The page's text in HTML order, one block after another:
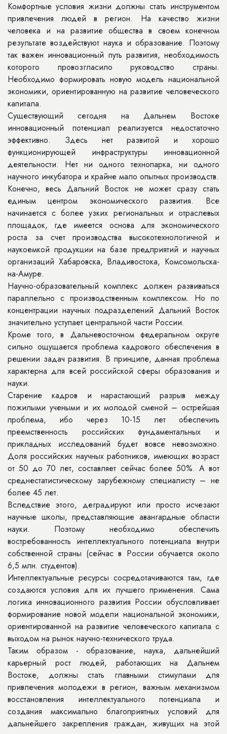
Комфортные условия жизни должны стать инструментом
привлечения людей в регион. На качество жизни
человека и на развитие общества в своем конечном
результате воздействуют наука и образование. Поэтому
так важен инновационный путь развития, необходимость
которого провозгласило руководство страны.
Необходимо формировать новую модель национальной
экономики, ориентированную на развитие человеческого
капитала.
Существующий сегодня на Дальнем Востоке
инновационный потенциал реализуется недостаточно
эффективно. Здесь нет развитой и хорошо
функционирующей инфраструктуры инновационной
деятельности. Нет ни одного технопарка, ни одного
научного инкубатора и крайне мало опытных производств.
Конечно, весь Дальний Восток не может сразу стать
единым центром экономического развития. Все
начинается с более узких региональных и отраслевых
площадок, где имеется основа для экономического
роста за счет производства высокотехнологичной и
наукоемкой продукции на базе предприятий и научных
организаций Хабаровска, Владивостока, Комсомольска-
на-Амуре.
Научно-образовательный комплекс должен развиваться
параллельно с производственным комплексом. Но по
концентрации научных подразделений Дальний Восток
значительно уступает центральной части России.
Кроме того, в Дальневосточном федеральном округе
сильно ощущается проблема кадрового обеспечения в
решении задач развития. В принципе, данная проблема
характерна для всей российской сферы образования и
науки.
Старение кадров и нарастающий разрыв между
пожилыми учеными и их молодой сменой – острейшая
проблема, ибо через 10-15 лет обеспечить
преемственность российских фундаментальных и
прикладных исследований будет вовсе невозможно.
Доля российских научных работников, имеющих возраст
от 50 до 70 лет, составляет сейчас более 50%. А вот
среднестатистическому зарубежному специалисту – не
более 45 лет.
Вследствие этого, деградируют или просто исчезают
научные школы, представляющие авангардные области
науки. Поэтому необходимо обеспечить
востребованность интеллектуального потенциала внутри
собственной страны (сейчас в России обучается около
6,5 млн. студентов).
Интеллектуальные ресурсы сосредотачиваются там, где
создаются условия для их лучшего применения. Сама
логика инновационного развития России обусловливает
формирование новой модели национальной экономики,
ориентированной на развитие человеческого капитала с
выходом на рынок научно-технического труда.
Таким образом - образование, наука, дальнейший
карьерный рост людей, работающих на Дальнем
Востоке, должны стать главными стимулами для
привлечения молодежи в регион, важным механизмом
восстановления интеллектуального потенциала и
создания максимально благоприятных условий для
дальнейшего закрепления граждан, живущих на этой